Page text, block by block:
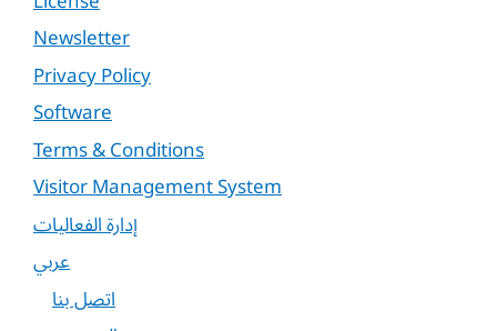
Newsletter
Privacy Policy
Software
Terms & Conditions
Visitor Management System
إدارة الفعاليات
عربي
اتصل بنا